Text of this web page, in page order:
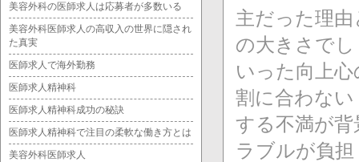
主だった理
の大きさで
いった向上
割に合わな
する不満が
ラブルが負
美容外科の医師求人は応募者が多数いる
美容外科医師求人の高収入の世界に隠され
た真実
医師求人で海外勤務
医師求人精神科
医師求人精神科成功の秘訣
医師求人精神科で注目の柔軟な働き方とは
美容外科医師求人